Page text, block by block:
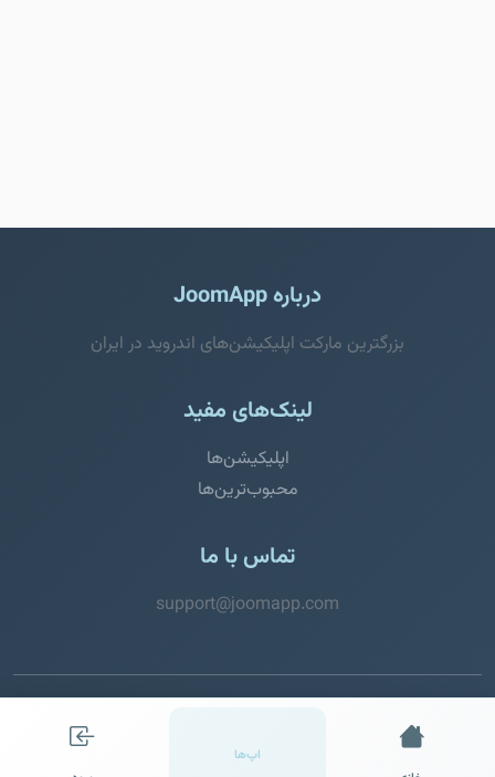
درباره JoomApp
بزرگترین مارکت اپلیکیشن‌های اندروید در ایران
لینک‌های مفید
اپلیکیشن‌ها
محبوب‌ترین‌ها
تماس با ما
support@joomapp.com
© 2026 JoomApp. تمامی حقوق محفوظ است.
اپ‌ها